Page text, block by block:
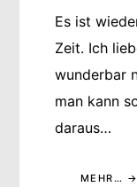
Es ist
Zeit. Ich
wunderbar
man kann
daraus…
MEHR…